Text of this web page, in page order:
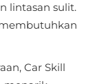
lintasan sulit.
Car Skill